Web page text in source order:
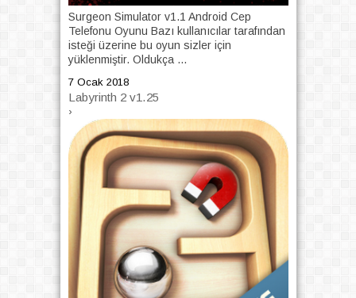
Surgeon Simulator v1.1 Android Cep
Telefonu Oyunu Bazı kullanıcılar tarafından
isteği üzerine bu oyun sizler için
yüklenmiştir. Oldukça ...
7 Ocak 2018
Labyrinth 2 v1.25
›